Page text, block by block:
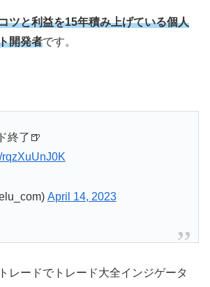
ツと利益を15年積み上げている個人
開発者です。
終了🍺
rqzXuUnJ0K
April 14, 2023
レードでトレード大全インジゲータ